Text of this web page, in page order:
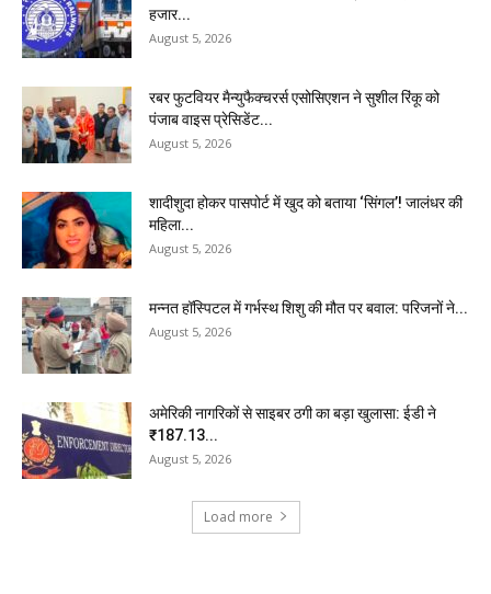
हजार...
August 5, 2026
रबर फुटवियर मैन्युफैक्चरर्स एसोसिएशन ने सुशील रिंकू को
पंजाब वाइस प्रेसिडेंट...
August 5, 2026
शादीशुदा होकर पासपोर्ट में खुद को बताया ‘सिंगल’! जालंधर की
महिला...
August 5, 2026
मन्नत हॉस्पिटल में गर्भस्थ शिशु की मौत पर बवाल: परिजनों ने...
August 5, 2026
अमेरिकी नागरिकों से साइबर ठगी का बड़ा खुलासा: ईडी ने
₹187.13...
August 5, 2026
Load more